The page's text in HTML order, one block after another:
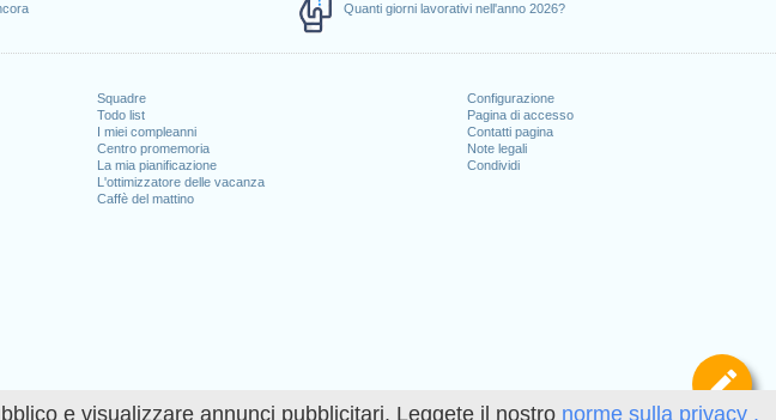
e visualizzare annunci pubblicitari. Leggete il nostro norme sulla privacy .
Quanti giorni lavorativi nell'anno 2026?
Squadre
Todo list
I miei compleanni
Centro promemoria
La mia pianificazione
L'ottimizzatore delle vacanza
Caffè del mattino
Configurazione
Pagina di accesso
Contatti pagina
Note legali
Condividi